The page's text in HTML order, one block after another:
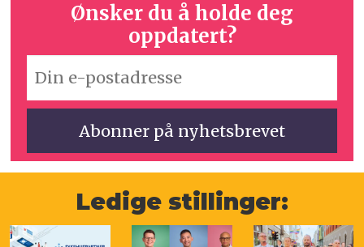
Ønsker du å holde deg
oppdatert?
Ledige stillinger: